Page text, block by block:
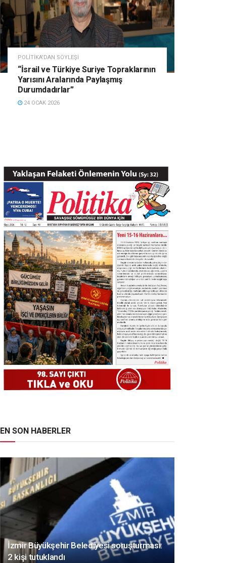
POLITIKA'DAN SÖYLEŞI
“İsrail ve Türkiye Suriye Topraklarının
Yarısını Aralarında Paylaşmış
Durumdadırlar”
24 OCAK 2026
EN SON HABERLER
İzmir Büyükşehir Belediyesi soruşturması:
2 kişi tutuklandı